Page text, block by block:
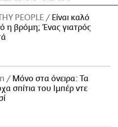
PEOPLE
Είναι καλό
η βρόμη; Ένας γιατρός
Μόνο στα όνειρα: Τα
σπίτια του Ιμπέρ ντε